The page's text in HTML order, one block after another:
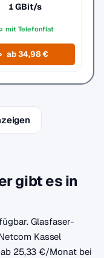
1 GBit/s
mit Telefonflat
ab 34,98 €
gibt es in
Glasfaser-
Kassel
25,33 €/Monat bei